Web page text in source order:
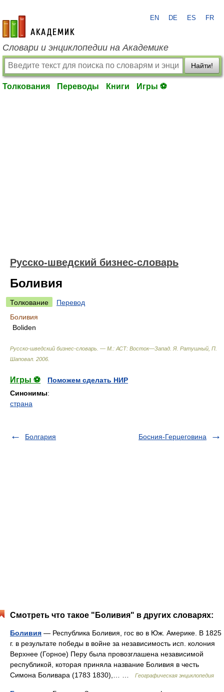
academic.ru
EN DE ES FR
Словари и энциклопедии на Академике
Найти!
Толкования Переводы Книги Игры ⚽
Русско-шведский бизнес-словарь
Боливия
Толкование
Перевод
Боливия
Boliden
Русско-шведский бизнес-словарь. — М.: АСТ: Восток—Запад Я. Ратушный, П.
Шаповал 2006
Игры ⚽
Поможем сделать НИР
Синонимы:
страна
Болгария Босния-Герцеговина
Смотреть что такое "Боливия" в других словарях:
Боливия — Республика Боливия, гос во в Юж. Америке. В 1825
г. в результате победы в войне за независимость исп. колония
Верхнее (Горное) Перу была провозглашена независимой
республикой, которая приняла название Боливия в честь
Симона Боливара (1783 1830),… …
Географическая энциклопедия